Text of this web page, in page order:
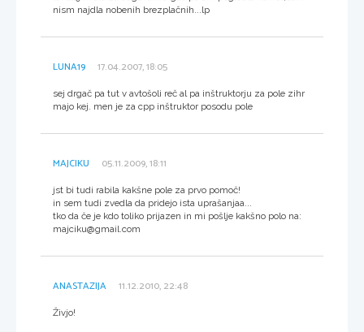
nism najdla nobenih brezplačnih...lp
LUNA19 17.04.2007, 18:05
sej drgač pa tut v avtošoli reč al pa inštruktorju za pole zihr
majo kej. men je za cpp inštruktor posodu pole
MAJCIKU 05.11.2009, 18:11
jst bi tudi rabila kakšne pole za prvo pomoč!
in sem tudi zvedla da pridejo ista uprašanjaa...
tko da če je kdo toliko prijazen in mi pošlje kakšno polo na:
majciku@gmail.com
ANASTAZIJA 11.12.2010, 22:48
Živjo!